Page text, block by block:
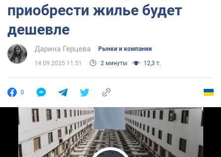
приобрести жилье будет
дешевле
Дарина Герцева Рынки и компании
14.09.2025 11:51 2 минуты 12,3 т.
0